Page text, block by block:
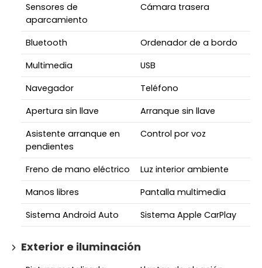
Sensores de
aparcamiento
Cámara trasera
Bluetooth
Ordenador de a bordo
Multimedia
USB
Navegador
Teléfono
Apertura sin llave
Arranque sin llave
Asistente arranque en
pendientes
Control por voz
Freno de mano eléctrico
Luz interior ambiente
Manos libres
Pantalla multimedia
Sistema Android Auto
Sistema Apple CarPlay
Exterior e iluminación